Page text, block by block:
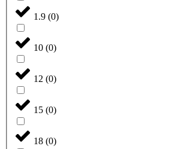
1.9 (0)
10 (0)
12 (0)
15 (0)
18 (0)